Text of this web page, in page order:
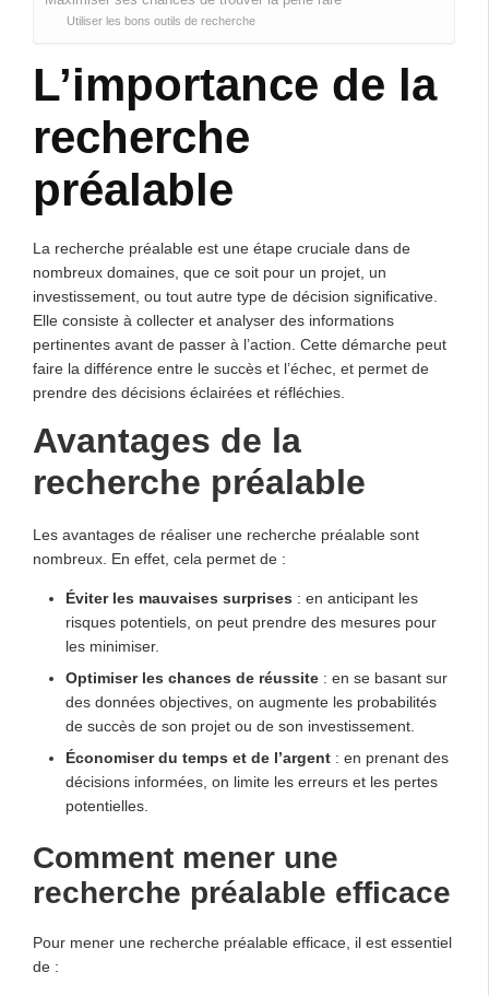
Utiliser les bons outils de recherche
L’importance de la
recherche
préalable
La recherche préalable est une étape cruciale dans de
nombreux domaines, que ce soit pour un projet, un
investissement, ou tout autre type de décision significative.
Elle consiste à collecter et analyser des informations
pertinentes avant de passer à l’action. Cette démarche peut
faire la différence entre le succès et l’échec, et permet de
prendre des décisions éclairées et réfléchies.
Avantages de la
recherche préalable
Les avantages de réaliser une recherche préalable sont
nombreux. En effet, cela permet de :
Éviter les mauvaises surprises : en anticipant les
risques potentiels, on peut prendre des mesures pour
les minimiser.
Optimiser les chances de réussite : en se basant sur
des données objectives, on augmente les probabilités
de succès de son projet ou de son investissement.
Économiser du temps et de l’argent : en prenant des
décisions informées, on limite les erreurs et les pertes
potentielles.
Comment mener une
recherche préalable efficace
Pour mener une recherche préalable efficace, il est essentiel
de :